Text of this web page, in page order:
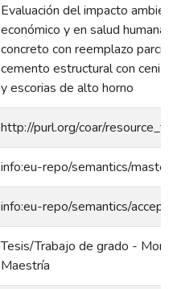
Evaluación del impacto
económico y en salud humana
concreto con reemplazo
cemento estructural con
y escorias de alto horno
http://purl.org/coar/
info:eu-repo/semantics/
info:eu-repo/semantics/
Tesis/Trabajo de grado -
Maestría